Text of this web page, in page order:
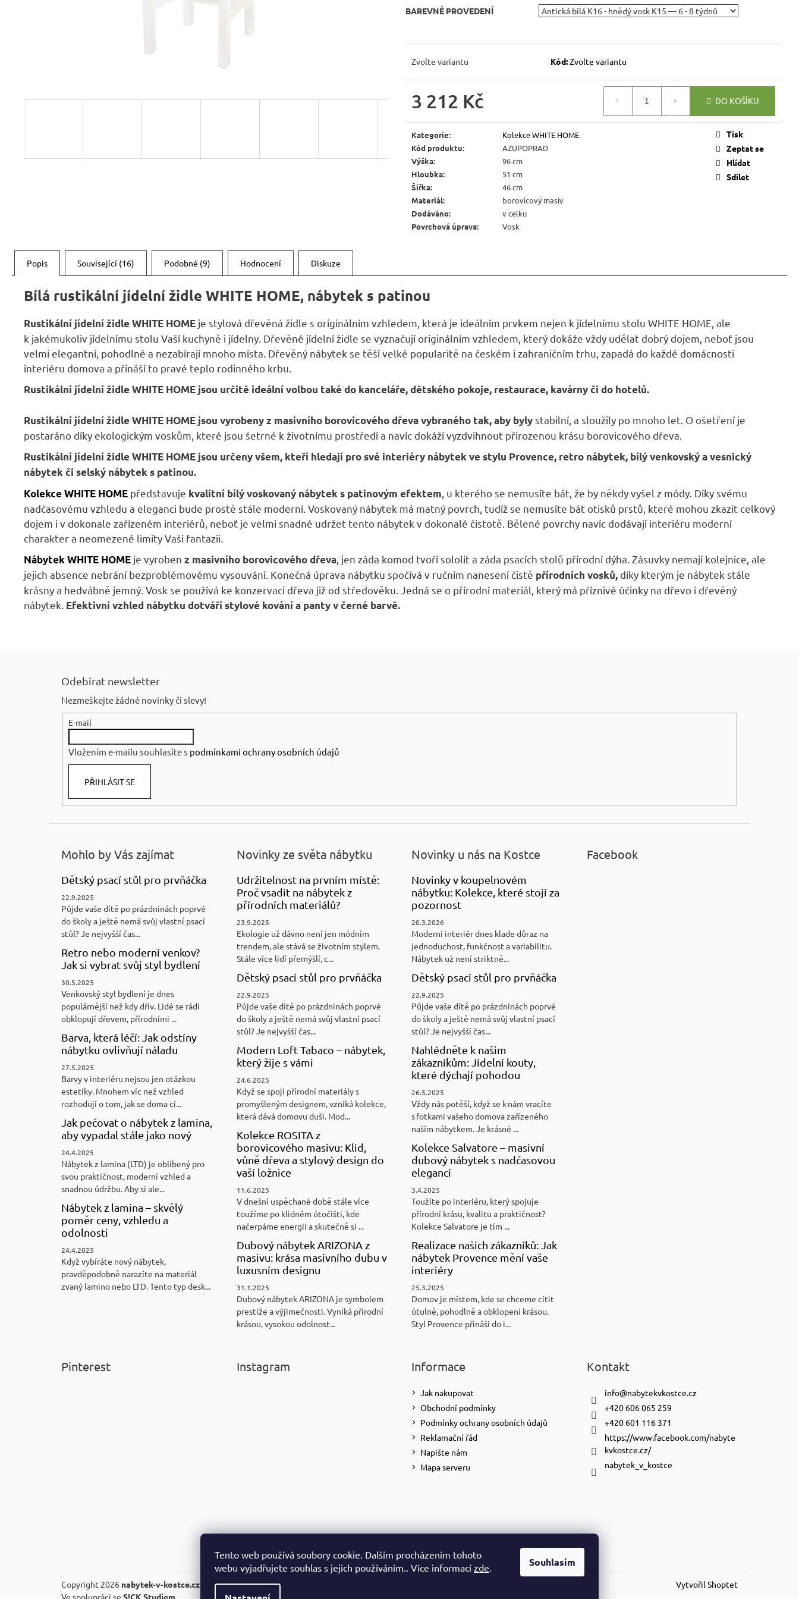
Tento web používá soubory cookie. Dalším procházením tohoto
webu vyjadřujete souhlas s jejich používáním.. Více informací zde. Souhlasím
BAREVNÉ PROVEDENÍ
Zvolte variantu Kód:Zvolte variantu
3 212 Kč DO KOŠÍKU
Kategorie:
Kolekce WHITE HOME
Kód produktu:
AZUPOPRAD
Výška:
96 cm
Hloubka:
51 cm
Šířka:
46 cm
Materiál:
borovicový masív
Dodáváno:
v celku
Povrchová úprava: Vosk
Tisk
Zeptat se
Hlídat
Sdílet
Popis Související (16) Podobné (9) Hodnocení Diskuze
Bílá rustikální jídelní židle WHITE HOME, nábytek s patinou
Rustikální jídelní židleWHITE HOME je stylová dřevěná židle s originálním vzhledem, která je ideálním prvkem nejen k jídelnímu stolu WHITE HOME, ale
k jakémukoliv jídelnímu stolu Vaší kuchyně i jídelny. Dřevěné jídelní židle se vyznačují originálním vzhledem, který dokáže vždy udělat dobrý dojem, neboť jsou
velmi elegantní, pohodlné a nezabírají mnoho místa. Dřevěný nábytek se těší velké popularitě na českém i zahraničním trhu, zapadá do každé domácnosti
interiéru domova a přináší to pravé teplo rodinného krbu.
Rustikální jídelní židleWHITE HOME jsou určitě ideální volbou také do kanceláře, dětského pokoje, restaurace, kavárny či do hotelů.
Rustikální jídelní židleWHITE HOME jsou vyrobeny z masivního borovicového dřeva vybraného tak, aby byly stabilní, a sloužily po mnoho let. O ošetření je
postaráno díky ekologickým voskům, které jsou šetrné k životnímu prostředí a navíc dokáží vyzdvihnout přirozenou krásu borovicového dřeva.
Rustikální jídelní židleWHITE HOME jsou určeny všem, kteří hledají pro své interiéry nábytek ve stylu Provence, retro nábytek, bílý venkovský a vesnický
nábytek či selský nábytek s patinou.
Kolekce WHITE HOME představuje kvalitní bílý voskovaný nábytek s patinovým efektem, u kterého se nemusíte bát, že by někdy vyšel z módy. Díky svému
nadčasovému vzhledu a eleganci bude prostě stále moderní. Voskovaný nábytek má matný povrch, tudíž se nemusíte bát otisků prstů, které mohou zkazit celkový
dojem i v dokonale zařízeném interiérů, neboť je velmi snadné udržet tento nábytek v dokonalé čistotě. Bělené povrchy navíc dodávají interiéru moderní
charakter a neomezené limity Vaši fantazii.
Nábytek WHITE HOME je vyroben z masivního borovicového dřeva, jen záda komod tvoří sololit a záda psacích stolů přírodní dýha. Zásuvky nemají kolejnice, ale
jejich absence nebrání bezproblémovému vysouvání. Konečná úprava nábytku spočívá v ručním nanesení čistě přírodních vosků,díky kterým je nábytek stále
krásny a hedvábně jemný. Vosk se používá ke konzervaci dřeva již od středověku. Jedná se o přírodní materiál, který má příznivé účinky na dřevo i dřevěný
nábytek. Efektivní vzhled nábytku dotváří stylové kování a panty v černé barvě.
RUSTIKÁLNÍ ŽIDLE SWEET HOME SIL25 RUSTIKÁLNÍ LAVICE SWEET HOME
BAX25 S ÚLOŽNÝM PROSTOREM
Původně: 6 720 Kč
Odebírat newsletter
Nezmeškejte žádné novinky či slevy!
E-mail
Vložením e-mailu souhlasíte s podmínkami ochrany osobních údajů
PŘIHLÁSIT SE
Mohlo by Vás zajímat
Dětský psací stůl pro prvňáčka
22.9.2025
Půjde vaše dítě po prázdninách poprvé
do školy a ještě nemá svůj vlastní psací
stůl? Je nejvyšší čas...
Retro nebo moderní venkov?
Jak si vybrat svůj styl bydlení
30.5.2025
Venkovský styl bydlení je dnes
populárnější než kdy dřív. Lidé se rádi
obklopují dřevem, přírodními ...
Barva, která léčí: Jak odstíny
nábytku ovlivňují náladu
27.5.2025
Barvy v interiéru nejsou jen otázkou
estetiky. Mnohem víc než vzhled
rozhodují o tom, jak se doma cí...
Jak pečovat o nábytek z lamina,
aby vypadal stále jako nový
24.4.2025
Nábytek z lamina (LTD) je oblíbený pro
svou praktičnost, moderní vzhled a
snadnou údržbu. Aby si ale...
Nábytek z lamina – skvělý
poměr ceny, vzhledu a
odolnosti
24.4.2025
Když vybíráte nový nábytek,
pravděpodobně narazíte na materiál
zvaný lamino nebo LTD. Tento typ desk...
Novinky ze světa nábytku
Udržitelnost na prvním místě:
Proč vsadit na nábytek z
přírodních materiálů?
23.9.2025
Ekologie už dávno není jen módním
trendem, ale stává se životním stylem.
Stále více lidí přemýšlí, c...
Dětský psací stůl pro prvňáčka
22.9.2025
Půjde vaše dítě po prázdninách poprvé
do školy a ještě nemá svůj vlastní psací
stůl? Je nejvyšší čas...
Modern Loft Tabaco – nábytek,
který žije s vámi
24.6.2025
Když se spojí přírodní materiály s
promyšleným designem, vzniká kolekce,
která dává domovu duši. Mod...
Kolekce ROSITA z
borovicového masivu: Klid,
vůně dřeva a stylový design do
vaší ložnice
11.6.2025
V dnešní uspěchané době stále více
toužíme po klidném útočišti, kde
načerpáme energii a skutečně si ...
Dubový nábytek ARIZONA z
masivu: krása masivního dubu v
luxusním designu
31.1.2025
Dubový nábytek ARIZONA je symbolem
prestiže a výjimečnosti. Vyniká přírodní
krásou, vysokou odolnost...
Novinky u nás na Kostce
Novinky v koupelnovém
nábytku: Kolekce, které stojí za
pozornost
20.3.2026
Moderní interiér dnes klade důraz na
jednoduchost, funkčnost a variabilitu.
Nábytek už není striktně...
Dětský psací stůl pro prvňáčka
22.9.2025
Půjde vaše dítě po prázdninách poprvé
do školy a ještě nemá svůj vlastní psací
stůl? Je nejvyšší čas...
Nahlédněte k našim
zákazníkům: Jídelní kouty,
které dýchají pohodou
26.5.2025
Vždy nás potěší, když se k nám vracíte
s fotkami vašeho domova zařízeného
naším nábytkem. Je krásné ...
Kolekce Salvatore – masivní
dubový nábytek s nadčasovou
elegancí
3.4.2025
Toužíte po interiéru, který spojuje
přírodní krásu, kvalitu a praktičnost?
Kolekce Salvatore je tím ...
Realizace našich zákazníků: Jak
nábytek Provence mění vaše
interiéry
25.3.2025
Domov je místem, kde se chceme cítit
útulně, pohodlně a obklopeni krásou.
Styl Provence přináší do i...
Facebook
Pinterest Instagram
Sledovat na Instagramu
Informace
Jak nakupovat
Obchodní podmínky
Podmínky ochrany osobních údajů
Reklamační řád
Napište nám
Mapa serveru
Kontakt
info@nabytekvkostce.cz
+420 606 065 259
+420 601 116 371
https://www.facebook.com/nabyte
kvkostce.cz/
nabytek_v_kostce
Vytvořil Shoptet
Copyright 2026 nabytek-v-kostce.cz . Všechna práva vyhrazena.
Ve spolupráci se S!CK Studiem